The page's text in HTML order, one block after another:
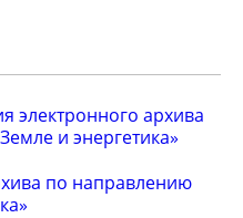
электронного архива
и энергетика»
по направлению